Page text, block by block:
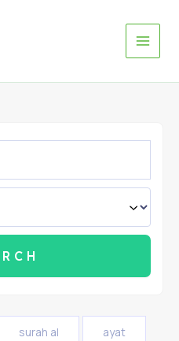
surah al ayat